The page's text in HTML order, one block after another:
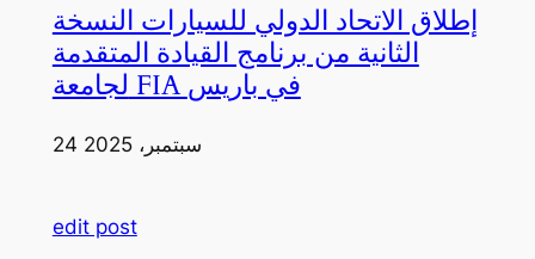
إطلاق الاتحاد الدولي للسيارات النسخة
الثانية من برنامج القيادة المتقدمة
لجامعة FIA في باريس
24 سبتمبر، 2025
edit post